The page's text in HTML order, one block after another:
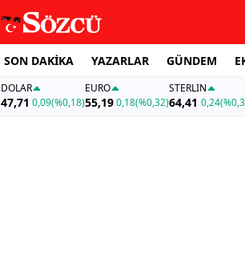
SON DAKİKA YAZARLAR GÜNDEM
DOLAR
47,71 0,09(%0,18)
EURO
55,19 0,18(%0,32)
STERLIN
64,41 0,24